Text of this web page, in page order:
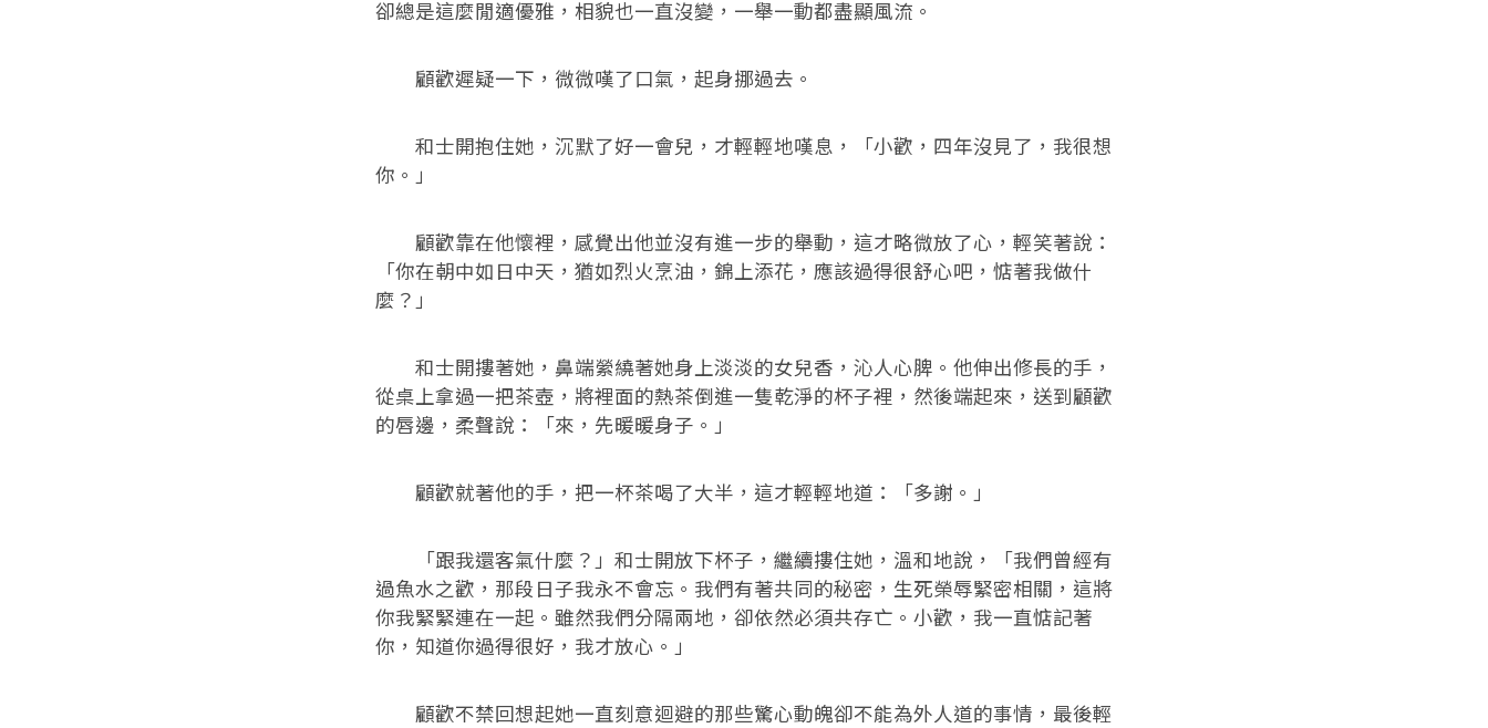
卻總是這麼閒適優雅，相貌也一直沒變，一舉一動都盡顯風流。
顧歡遲疑一下，微微嘆了口氣，起身挪過去。
和士開抱住她，沉默了好一會兒，才輕輕地嘆息，「小歡，四年沒見了，我很想
你。」
顧歡靠在他懷裡，感覺出他並沒有進一步的舉動，這才略微放了心，輕笑著說：
「你在朝中如日中天，猶如烈火烹油，錦上添花，應該過得很舒心吧，惦著我做什
麼？」
和士開摟著她，鼻端縈繞著她身上淡淡的女兒香，沁人心脾。他伸出修長的手，
從桌上拿過一把茶壺，將裡面的熱茶倒進一隻乾淨的杯子裡，然後端起來，送到顧歡
的唇邊，柔聲說：「來，先暖暖身子。」
顧歡就著他的手，把一杯茶喝了大半，這才輕輕地道：「多謝。」
「跟我還客氣什麼？」和士開放下杯子，繼續摟住她，溫和地說，「我們曾經有
過魚水之歡，那段日子我永不會忘。我們有著共同的秘密，生死榮辱緊密相關，這將
你我緊緊連在一起。雖然我們分隔兩地，卻依然必須共存亡。小歡，我一直惦記著
你，知道你過得很好，我才放心。」
顧歡不禁回想起她一直刻意迴避的那些驚心動魄卻不能為外人道的事情，最後輕